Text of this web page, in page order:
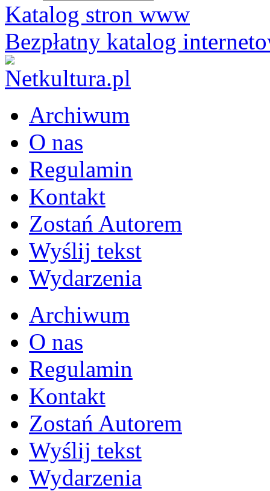
Katalog stron www
Bezpłatny katalog
Archiwum
O nas
Regulamin
Kontakt
Zostań Autorem
Wyślij tekst
Wydarzenia
Archiwum
O nas
Regulamin
Kontakt
Zostań Autorem
Wyślij tekst
Wydarzenia